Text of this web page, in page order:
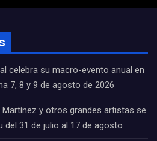
celebra su macro-evento anual en
7, 8 y 9 de agosto de 2026
Martínez y otros grandes artistas se
del 31 de julio al 17 de agosto